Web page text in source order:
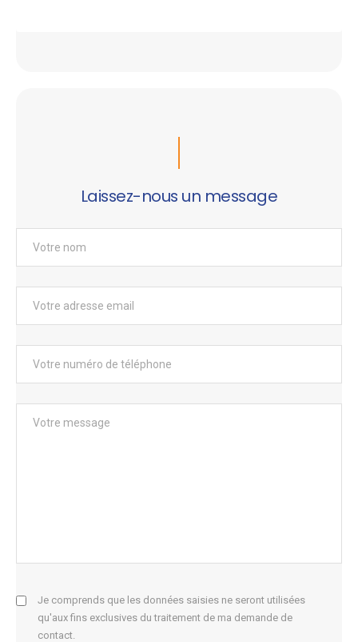
Laissez-nous un message
Je comprends que les données saisies ne seront utilisées
qu'aux fins exclusives du traitement de ma demande de
contact.